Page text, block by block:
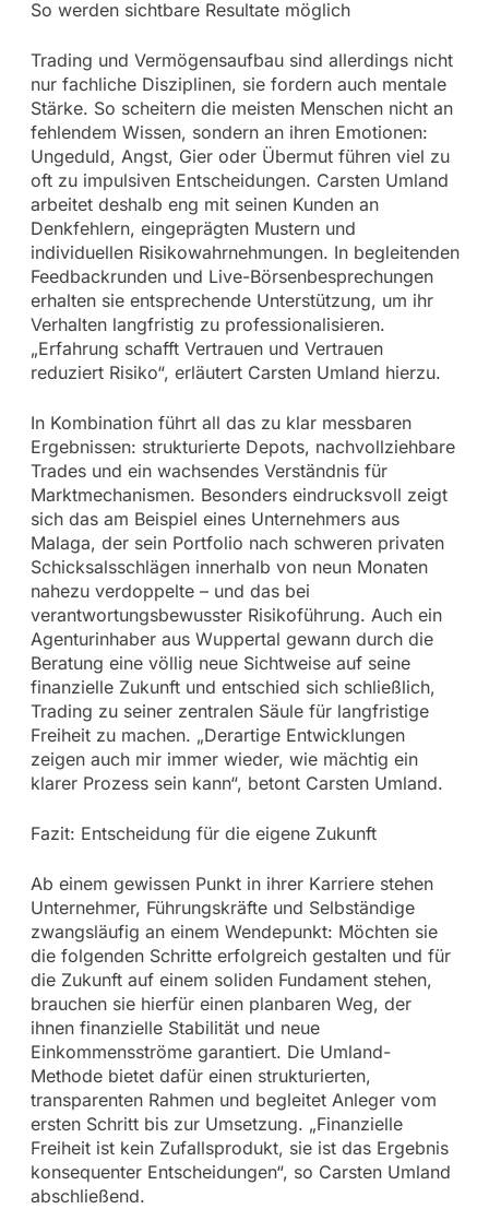
So werden sichtbare Resultate möglich
Trading und Vermögensaufbau sind allerdings nicht
nur fachliche Disziplinen, sie fordern auch mentale
Stärke. So scheitern die meisten Menschen nicht an
fehlendem Wissen, sondern an ihren Emotionen:
Ungeduld, Angst, Gier oder Übermut führen viel zu
oft zu impulsiven Entscheidungen. Carsten Umland
arbeitet deshalb eng mit seinen Kunden an
Denkfehlern, eingeprägten Mustern und
individuellen Risikowahrnehmungen. In begleitenden
Feedbackrunden und Live-Börsenbesprechungen
erhalten sie entsprechende Unterstützung, um ihr
Verhalten langfristig zu professionalisieren.
„Erfahrung schafft Vertrauen und Vertrauen
reduziert Risiko“, erläutert Carsten Umland hierzu.
In Kombination führt all das zu klar messbaren
Ergebnissen: strukturierte Depots, nachvollziehbare
Trades und ein wachsendes Verständnis für
Marktmechanismen. Besonders eindrucksvoll zeigt
sich das am Beispiel eines Unternehmers aus
Malaga, der sein Portfolio nach schweren privaten
Schicksalsschlägen innerhalb von neun Monaten
nahezu verdoppelte – und das bei
verantwortungsbewusster Risikoführung. Auch ein
Agenturinhaber aus Wuppertal gewann durch die
Beratung eine völlig neue Sichtweise auf seine
finanzielle Zukunft und entschied sich schließlich,
Trading zu seiner zentralen Säule für langfristige
Freiheit zu machen. „Derartige Entwicklungen
zeigen auch mir immer wieder, wie mächtig ein
klarer Prozess sein kann“, betont Carsten Umland.
Fazit: Entscheidung für die eigene Zukunft
Ab einem gewissen Punkt in ihrer Karriere stehen
Unternehmer, Führungskräfte und Selbständige
zwangsläufig an einem Wendepunkt: Möchten sie
die folgenden Schritte erfolgreich gestalten und für
die Zukunft auf einem soliden Fundament stehen,
brauchen sie hierfür einen planbaren Weg, der
ihnen finanzielle Stabilität und neue
Einkommensströme garantiert. Die Umland-
Methode bietet dafür einen strukturierten,
transparenten Rahmen und begleitet Anleger vom
ersten Schritt bis zur Umsetzung. „Finanzielle
Freiheit ist kein Zufallsprodukt, sie ist das Ergebnis
konsequenter Entscheidungen“, so Carsten Umland
abschließend.